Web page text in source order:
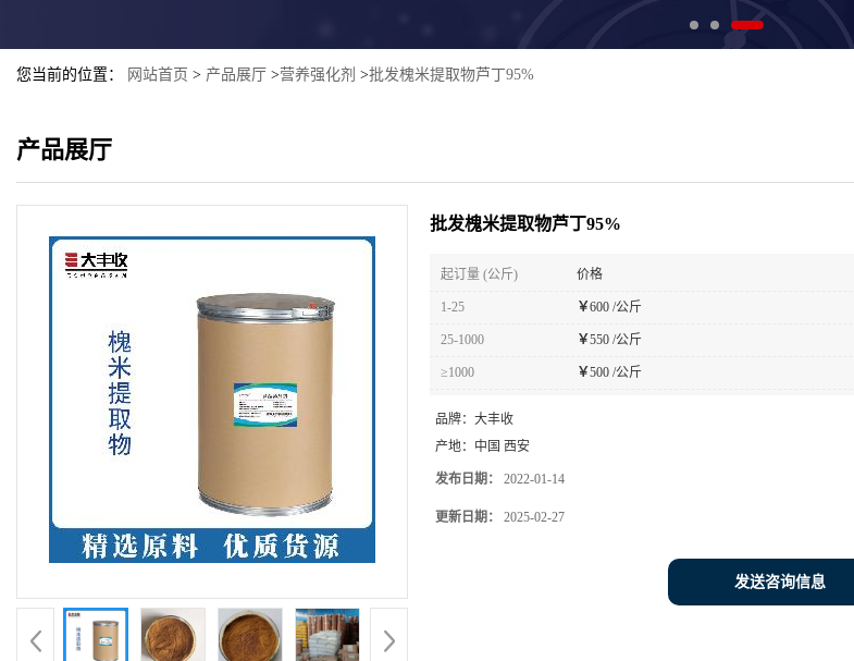
您当前的位置： 网站首页 > 产品展厅 >营养强化剂 >批发槐米提取物芦丁95%
产品展厅
批发槐米提取物芦丁95%
起订量 (公斤) 价格
1-25 ￥600 /公斤
25-1000 ￥550 /公斤
≥1000 ￥500 /公斤
品牌： 大丰收
产地： 中国 西安
发布日期： 2022-01-14
更新日期： 2025-02-27
发送咨询信息